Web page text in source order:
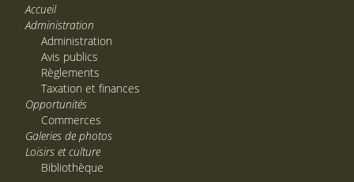
Accueil
Administration
Administration
Avis publics
Règlements
Taxation et finances
Opportunités
Commerces
Galeries de photos
Loisirs et culture
Bibliothèque